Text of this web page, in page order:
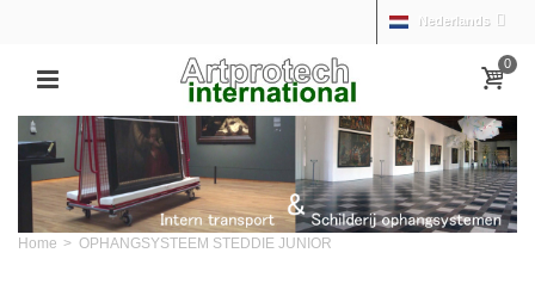
Nederlands
0
Home > OPHANGSYSTEEM STEDDIE JUNIOR